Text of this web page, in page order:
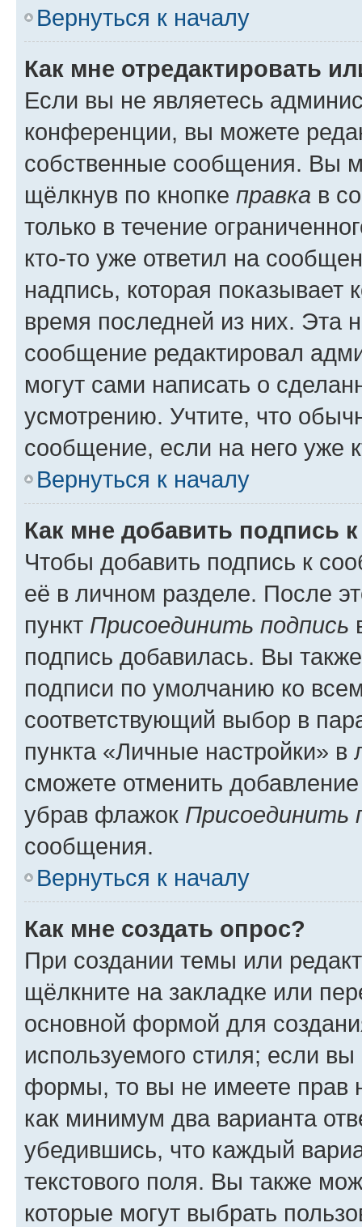
Вернуться к началу
Как мне отредактировать
Если вы не являетесь
конференции, вы можете
собственные сообщения. Вы
щёлкнув по кнопке правка в
только в течение
кто-то уже ответил на
надпись, которая показывает
время последней из них. Эта
сообщение редактировал
могут сами написать о
усмотрению. Учтите, что
сообщение, если на него уже
Вернуться к началу
Как мне добавить подпись
Чтобы добавить подпись к
её в личном разделе. После
пункт Присоединить подпись
подпись добавилась. Вы
подписи по умолчанию ко
соответствующий выбор в
пункта «Личные настройки»
сможете отменить
убрав флажок Присоединить
сообщения.
Вернуться к началу
Как мне создать опрос?
При создании темы или
щёлкните на закладке или
основной формой для
используемого стиля; если
формы, то вы не имеете прав
как минимум два варианта
убедившись, что каждый
текстового поля. Вы также
которые могут выбрать